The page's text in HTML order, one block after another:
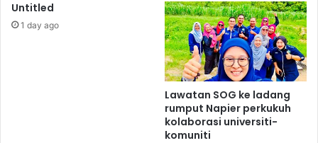
Untitled
1 day ago
Lawatan SOG ke ladang
rumput Napier perkukuh
kolaborasi universiti-
komuniti